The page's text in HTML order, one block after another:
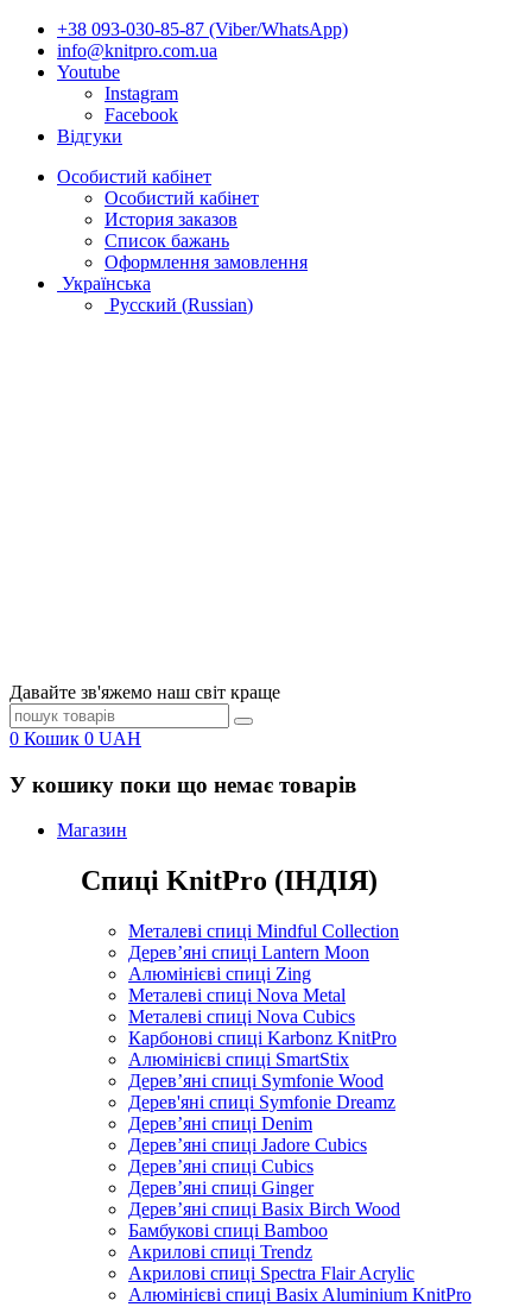
+38 093-030-85-87 (Viber/WhatsApp)
info@knitpro.com.ua
Youtube
Instagram
Facebook
Відгуки
Особистий кабінет
Особистий кабінет
История заказов
Список бажань
Оформлення замовлення
Українська
Русский (Russian)
Давайте зв'яжемо наш світ краще
0 Кошик 0 UAH
У кошику поки що немає товарів
Магазин
Спиці KnitPro (ІНДІЯ)
Металеві спиці Mindful Collection
Дерев’яні спиці Lantern Moon
Алюмінієві спиці Zing
Металеві спиці Nova Metal
Металеві спиці Nova Cubics
Карбонові спиці Karbonz KnitPro
Алюмінієві спиці SmartStix
Дерев’яні спиці Symfonie Wood
Дерев'яні спиці Symfonie Dreamz
Дерев’яні спиці Denim
Дерев’яні спиці Jadore Cubics
Дерев’яні спиці Cubics
Дерев’яні спиці Ginger
Дерев’яні спиці Basix Birch Wood
Бамбукові спиці Bamboo
Акрилові спиці Trendz
Акрилові спиці Spectra Flair Acrylic
Алюмінієві спиці Basix Aluminium KnitPro